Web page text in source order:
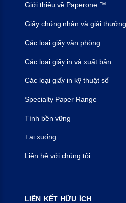
Giới thiệu về Paperone ™
Giấy chứng nhận và giải thưởng
Các loại giấy văn phòng
Các loại giấy in ​​và xuất bản
Các loại giấy in kỹ thuật số
Specialty Paper Range
Tính bền vững
Tải xuống
Liên hệ với chúng tôi
LIÊN KẾT HỮU ÍCH